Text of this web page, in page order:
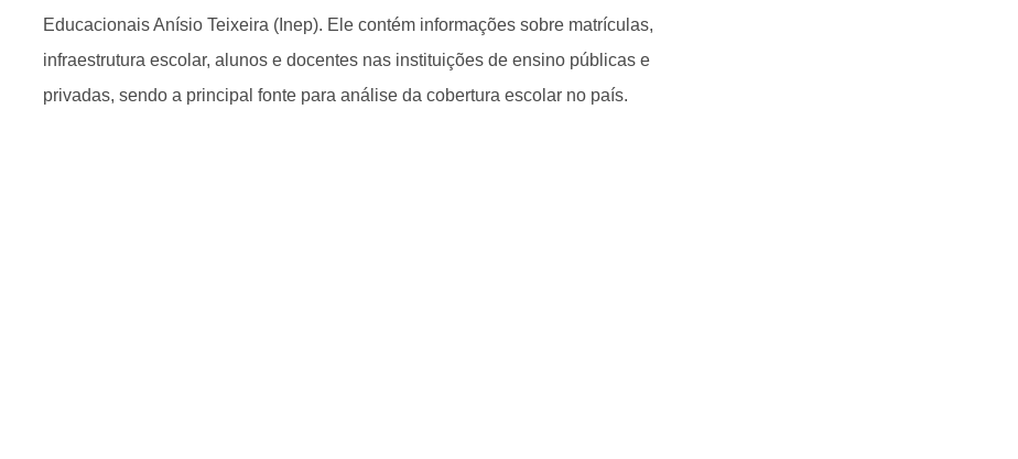
Educacionais Anísio Teixeira (Inep). Ele contém informações sobre matrículas,
infraestrutura escolar, alunos e docentes nas instituições de ensino públicas e
privadas, sendo a principal fonte para análise da cobertura escolar no país.